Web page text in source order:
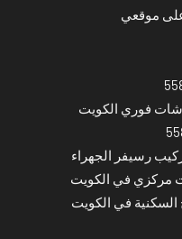
موقعي
فوري الكويت
رسيفر الجهراء
مركزي في الكويت
في الكويت